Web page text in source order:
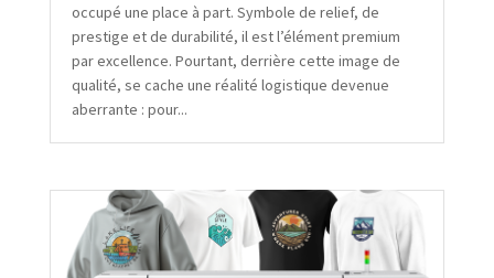
occupé une place à part. Symbole de relief, de
prestige et de durabilité, il est l’élément premium
par excellence. Pourtant, derrière cette image de
qualité, se cache une réalité logistique devenue
aberrante : pour...